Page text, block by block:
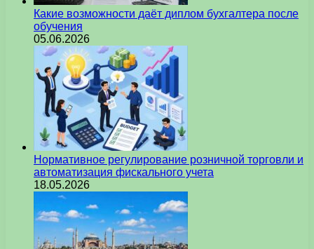
Какие возможности даёт диплом бухгалтера после
обучения
05.06.2026
Нормативное регулирование розничной торговли и
автоматизация фискального учета
18.05.2026